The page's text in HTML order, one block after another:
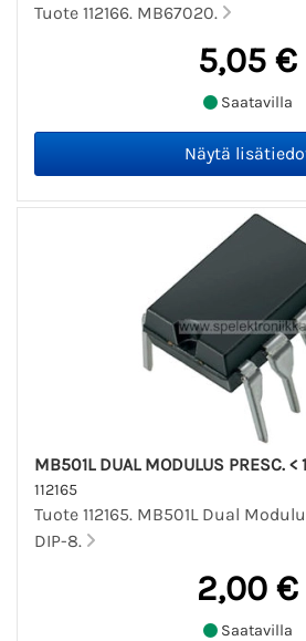
Tuote 112166. MB67020.
5,05 €
Saatavilla
MB501L DUAL MODULUS PRESC. <
112165
Tuote 112165. MB501L Dual
DIP-8.
2,00 €
Saatavilla